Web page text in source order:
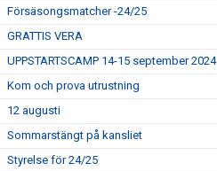
Försäsongsmatcher -24/25
GRATTIS VERA
UPPSTARTSCAMP 14-15 september 2024
Kom och prova utrustning
12 augusti
Sommarstängt på kansliet
Styrelse för 24/25